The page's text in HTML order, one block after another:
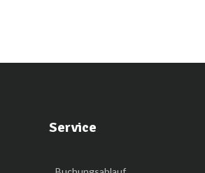
Service